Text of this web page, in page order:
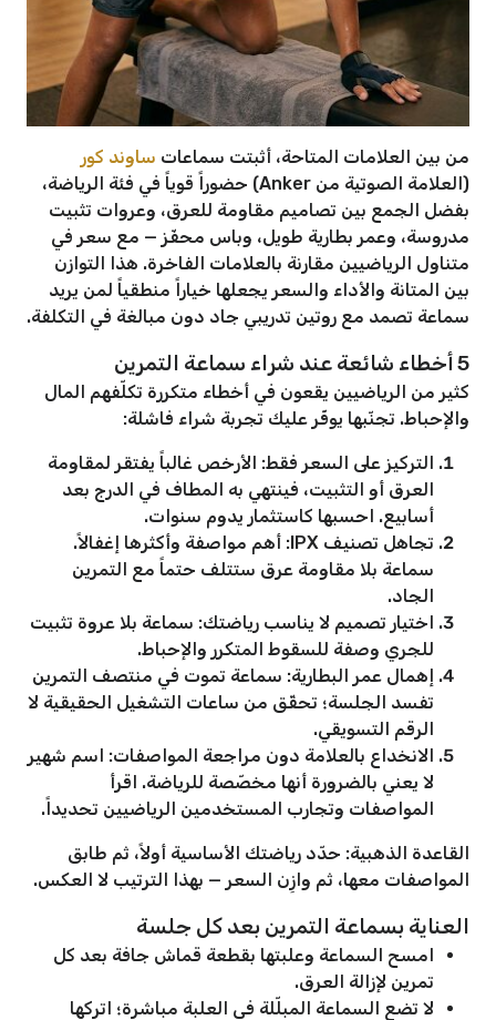
من بين العلامات المتاحة، أثبتت سماعات ساوند كور
(العلامة الصوتية من Anker) حضوراً قوياً في فئة الرياضة،
بفضل الجمع بين تصاميم مقاومة للعرق، وعروات تثبيت
مدروسة، وعمر بطارية طويل، وباس محفّز — مع سعر في
متناول الرياضيين مقارنة بالعلامات الفاخرة. هذا التوازن
بين المتانة والأداء والسعر يجعلها خياراً منطقياً لمن يريد
سماعة تصمد مع روتين تدريبي جاد دون مبالغة في التكلفة.
5 أخطاء شائعة عند شراء سماعة التمرين
كثير من الرياضيين يقعون في أخطاء متكررة تكلّفهم المال
والإحباط. تجنّبها يوفّر عليك تجربة شراء فاشلة:
التركيز على السعر فقط: الأرخص غالباً يفتقر لمقاومة
العرق أو التثبيت، فينتهي به المطاف في الدرج بعد
أسابيع. احسبها كاستثمار يدوم سنوات.
تجاهل تصنيف IPX: أهم مواصفة وأكثرها إغفالاً.
سماعة بلا مقاومة عرق ستتلف حتماً مع التمرين
الجاد.
اختيار تصميم لا يناسب رياضتك: سماعة بلا عروة تثبيت
للجري وصفة للسقوط المتكرر والإحباط.
إهمال عمر البطارية: سماعة تموت في منتصف التمرين
تفسد الجلسة؛ تحقّق من ساعات التشغيل الحقيقية لا
الرقم التسويقي.
الانخداع بالعلامة دون مراجعة المواصفات: اسم شهير
لا يعني بالضرورة أنها مخصّصة للرياضة. اقرأ
المواصفات وتجارب المستخدمين الرياضيين تحديداً.
القاعدة الذهبية: حدّد رياضتك الأساسية أولاً، ثم طابق
المواصفات معها، ثم وازِن السعر — بهذا الترتيب لا العكس.
العناية بسماعة التمرين بعد كل جلسة
امسح السماعة وعلبتها بقطعة قماش جافة بعد كل
تمرين لإزالة العرق.
لا تضع السماعة المبلّلة في العلبة مباشرة؛ اتركها